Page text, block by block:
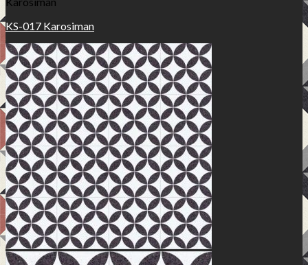
KS-017 Karosiman